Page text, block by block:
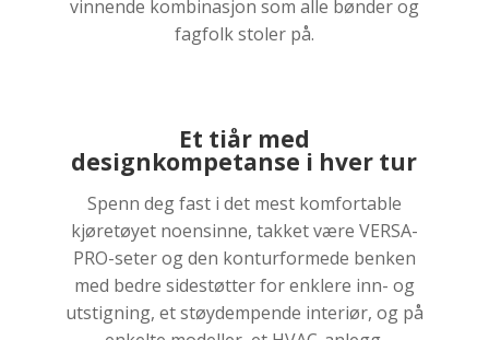
vinnende kombinasjon som alle bønder og
fagfolk stoler på.
Et tiår med
designkompetanse i hver tur
Spenn deg fast i det mest komfortable
kjøretøyet noensinne, takket være VERSA-
PRO-seter og den konturformede benken
med bedre sidestøtter for enklere inn- og
utstigning, et støydempende interiør, og på